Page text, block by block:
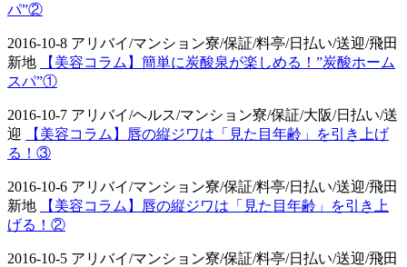
パ”②
2016-10-8 アリバイ/マンション寮/保証/料亭/日払い/送迎/飛田
新地
【美容コラム】簡単に炭酸泉が楽しめる！”炭酸ホーム
スパ”①
2016-10-7 アリバイ/ヘルス/マンション寮/保証/大阪/日払い/送
迎
【美容コラム】唇の縦ジワは「見た目年齢」を引き上げ
る！③
2016-10-6 アリバイ/マンション寮/保証/料亭/日払い/送迎/飛田
新地
【美容コラム】唇の縦ジワは「見た目年齢」を引き上
げる！②
2016-10-5 アリバイ/マンション寮/保証/料亭/日払い/送迎/飛田